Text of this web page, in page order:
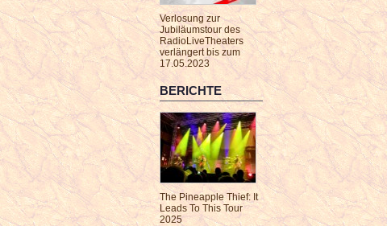
Verlosung zur
Jubiläumstour des
RadioLiveTheaters
verlängert bis zum
17.05.2023
BERICHTE
The Pineapple Thief: It
Leads To This Tour
2025